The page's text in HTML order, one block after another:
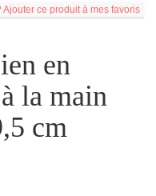
Ajouter ce produit à mes favoris
en
la main
cm